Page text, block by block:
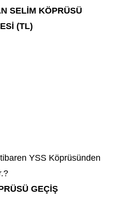
SELİM KÖPRÜSÜ
(TL)
YSS Köprüsünden
GEÇİŞ